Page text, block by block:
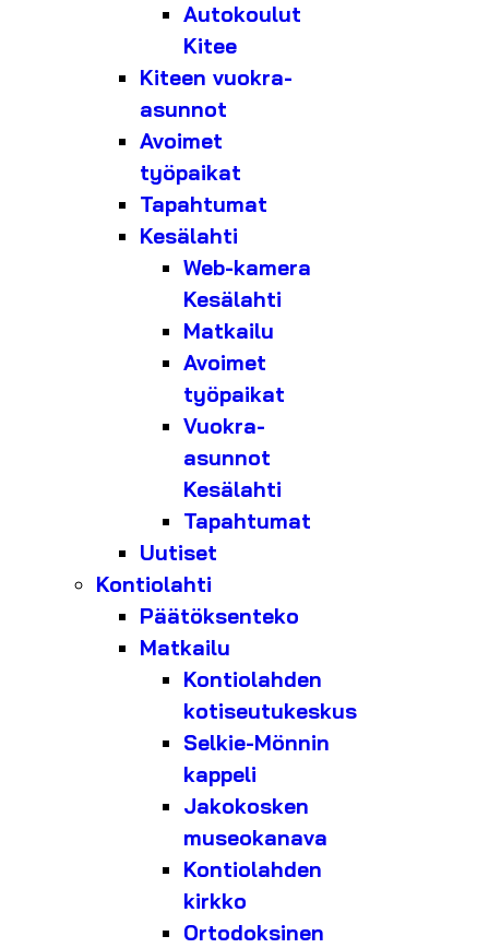
Autokoulut
Kitee
Kiteen vuokra-
asunnot
Avoimet
työpaikat
Tapahtumat
Kesälahti
Web-kamera
Kesälahti
Matkailu
Avoimet
työpaikat
Vuokra-
asunnot
Kesälahti
Tapahtumat
Uutiset
Kontiolahti
Päätöksenteko
Matkailu
Kontiolahden
kotiseutukeskus
Selkie-Mönnin
kappeli
Jakokosken
museokanava
Kontiolahden
kirkko
Ortodoksinen